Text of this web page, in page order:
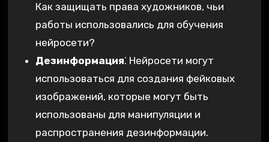
Как защищать права художников, чьи
работы использовались для обучения
нейросети?
Дезинформация⁚ Нейросети могут
использоваться для создания фейковых
изображений, которые могут быть
использованы для манипуляции и
распространения дезинформации.